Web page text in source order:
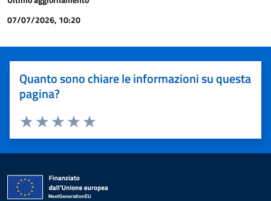
07/07/2026, 10:20
Quanto sono chiare le informazioni su questa
pagina?
Valuta 5 stelle su 5
Valuta 4 stelle su 5
Valuta 3 stelle su 5
Valuta 2 stelle su 5
Valuta 1 stelle su 5